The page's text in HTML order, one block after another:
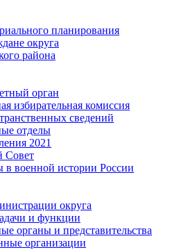
планирования
округа
района
орган
избирательная комиссия
сведений
отделы
2021
Совет
в военной истории России
округа
и функции
органы и представительства
организации